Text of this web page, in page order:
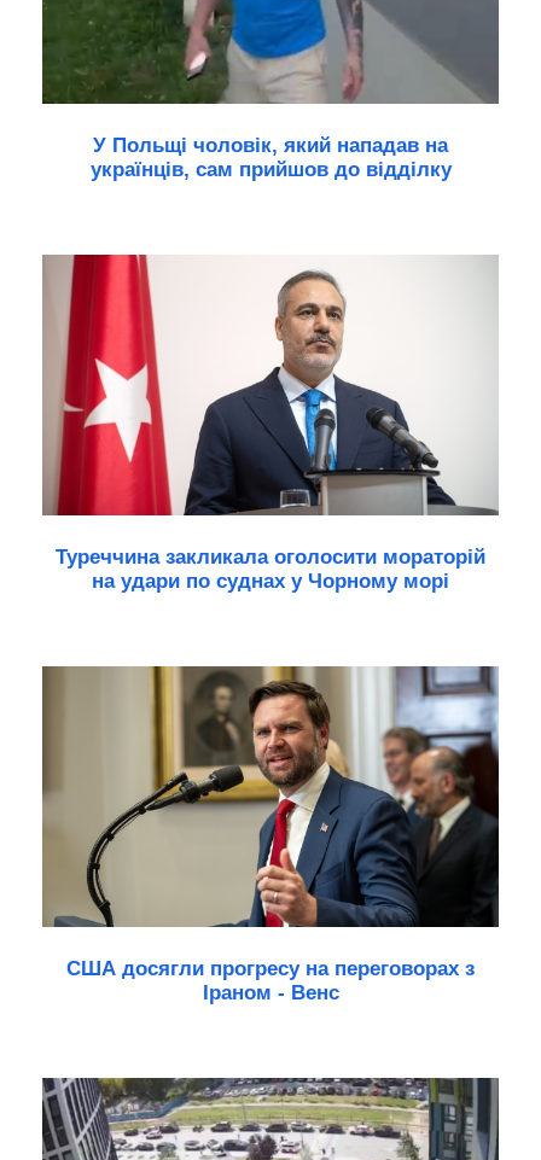
У Польщі чоловік, який нападав на
українців, сам прийшов до відділку
Туреччина закликала оголосити мораторій
на удари по суднах у Чорному морі
США досягли прогресу на переговорах з
Іраном - Венс